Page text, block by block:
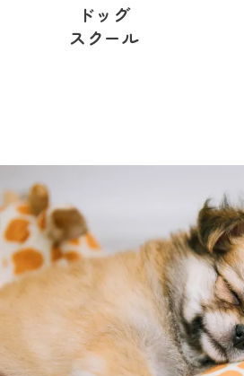
ドッグ
スクール